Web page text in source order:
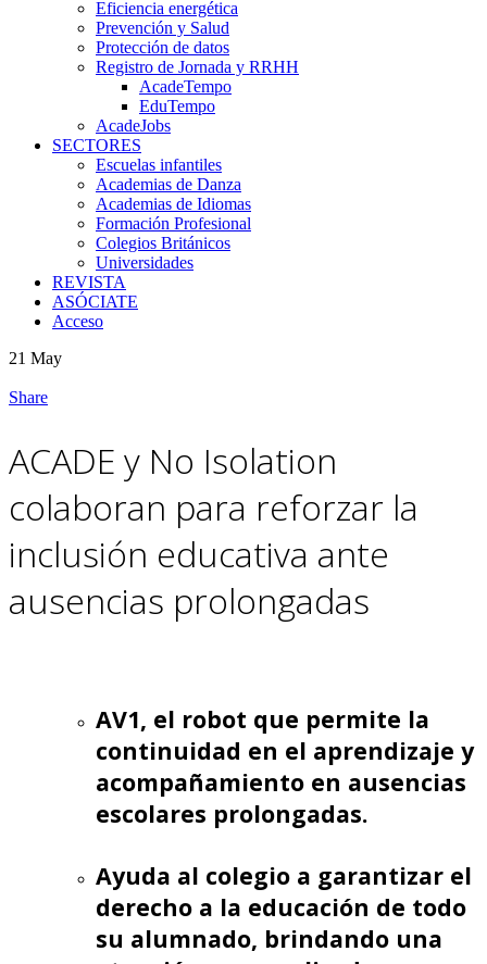
Eficiencia energética
Prevención y Salud
Protección de datos
Registro de Jornada y RRHH
AcadeTempo
EduTempo
AcadeJobs
SECTORES
Escuelas infantiles
Academias de Danza
Academias de Idiomas
Formación Profesional
Colegios Británicos
Universidades
REVISTA
ASÓCIATE
Acceso
21 May
Share
ACADE y No Isolation
colaboran para reforzar la
inclusión educativa ante
ausencias prolongadas
AV1, el robot que permite la
continuidad en el aprendizaje y
acompañamiento en ausencias
escolares prolongadas.
Ayuda al colegio a garantizar el
derecho a la educación de todo
su alumnado, brindando una